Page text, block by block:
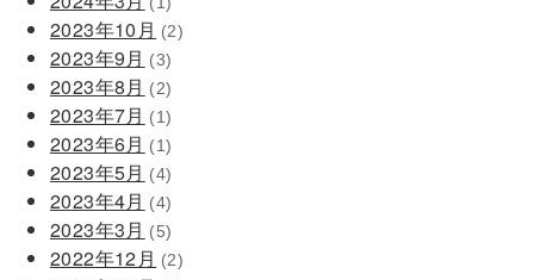
2023年10月 (2)
2023年9月 (3)
2023年8月 (2)
2023年7月 (1)
2023年6月 (1)
2023年5月 (4)
2023年4月 (4)
2023年3月 (5)
2022年12月 (2)